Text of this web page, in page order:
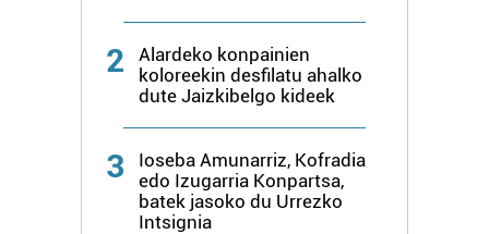
2
Alardeko konpainien
koloreekin desfilatu ahalko
dute Jaizkibelgo kideek
3
Ioseba Amunarriz, Kofradia
edo Izugarria Konpartsa,
batek jasoko du Urrezko
Intsignia